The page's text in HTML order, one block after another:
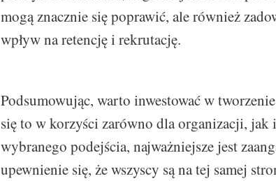
mogą znacznie się poprawić, ale również
wpływ na retencję i rekrutację.
Podsumowując, warto inwestować w
się to w korzyści zarówno dla organizacji,
wybranego podejścia, najważniejsze jest
upewnienie się, że wszyscy są na tej samej